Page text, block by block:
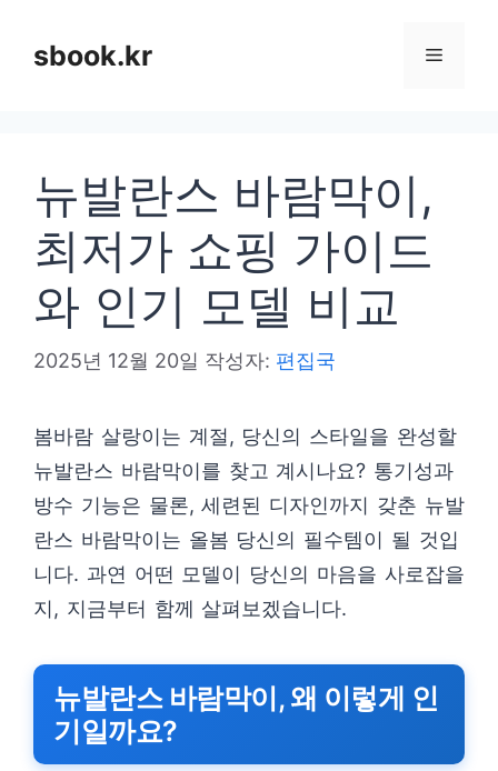
sbook.kr 메
뉴발란스 바람막이,
최저가 쇼핑 가이드
와 인기 모델 비교
2025년 12월 20일 작성자: 편집국
봄바람 살랑이는 계절, 당신의 스타일을 완성할
뉴발란스 바람막이를 찾고 계시나요? 통기성과
방수 기능은 물론, 세련된 디자인까지 갖춘 뉴발
란스 바람막이는 올봄 당신의 필수템이 될 것입
니다. 과연 어떤 모델이 당신의 마음을 사로잡을
지, 지금부터 함께 살펴보겠습니다.
뉴발란스 바람막이, 왜 이렇게 인
기일까요?